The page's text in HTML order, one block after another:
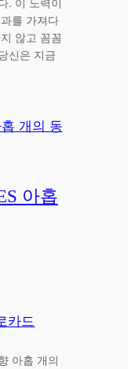
. 이 노력이
를 가져다
않고 꼼꼼
신은 지금
아홉
카드
아홉 개의